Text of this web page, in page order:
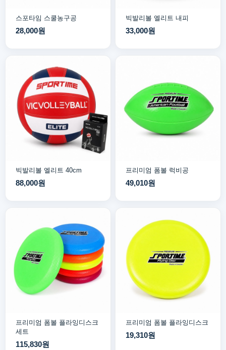
스포타임 스쿨농구공
28,000원
빅발리볼 엘리트 내피
33,000원
빅발리볼 엘리트 40cm
88,000원
프리미엄 폼볼 럭비공
49,010원
프리미엄 폼볼 플라잉디스크
세트
115,830원
프리미엄 폼볼 플라잉디스크
19,310원